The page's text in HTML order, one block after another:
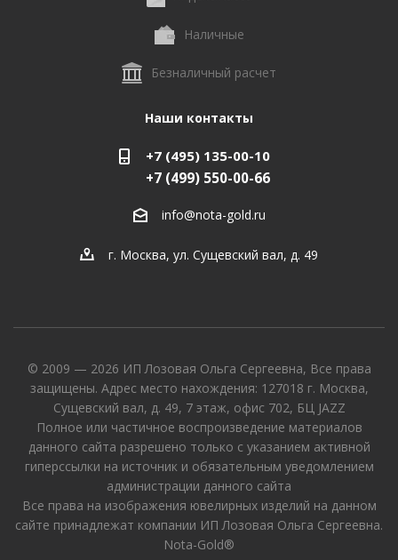
Наличные
Безналичный расчет
Наши контакты
+7 (495) 135-00-10
+7 (499) 550-00-66
info@nota-gold.ru
г. Москва, ул. Сущевский вал, д. 49
© 2009 — 2026 ИП Лозовая Ольга Сергеевна, Все права
защищены. Адрес место нахождения: 127018 г. Москва,
Сущевский вал, д. 49, 7 этаж, офис 702, БЦ JAZZ
Полное или частичное воспроизведение материалов
данного сайта разрешено только с указанием активной
гиперссылки на источник и обязательным уведомлением
администрации данного сайта
Все права на изображения ювелирных изделий на данном
сайте принадлежат компании ИП Лозовая Ольга Сергеевна.
Nota-Gold®